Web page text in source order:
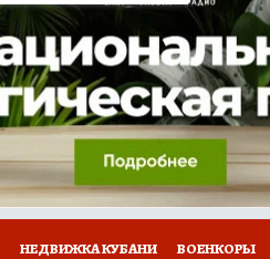
КОНКУРСЫ
НЕДВИЖКА КУБАНИ ВОЕНКОРЫ